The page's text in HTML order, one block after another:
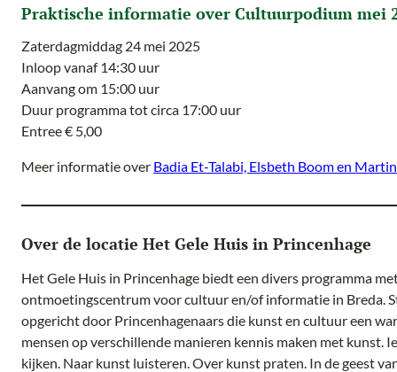
Praktische informatie over Cultuurpodium mei
Zaterdagmiddag 24 mei 2025
Inloop vanaf 14:30 uur
Aanvang om 15:00 uur
Duur programma tot circa 17:00 uur
Entree € 5,00
Meer informatie over Badia Et-Talabi, Elsbeth Boom en
Over de locatie Het Gele Huis in Princenhage
Het Gele Huis in Princenhage biedt een divers programma
ontmoetingscentrum voor cultuur en/of informatie in Breda.
opgericht door Princenhagenaars die kunst en cultuur een
mensen op verschillende manieren kennis maken met kunst.
kijken. Naar kunst luisteren. Over kunst praten. In de geest